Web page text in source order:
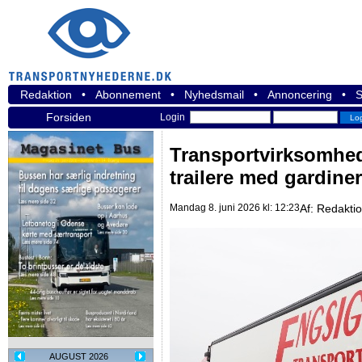
Redaktion • Abonnement • Nyhedsmail • Annoncering •
Forsiden
Login
AUGUST 2026
trailere med gardiner
Mandag 8. juni 2026 kl: 12:23Af: